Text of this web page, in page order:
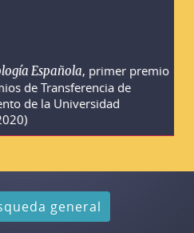
Española, primer premio
de Transferencia de
de la Universidad
general